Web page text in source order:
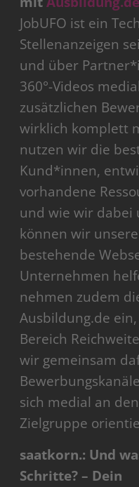
JobUFO ist ein
Stellenanzeigen
und über
360°-Videos
zusätzlichen
wirklich komplett
nutzen wir die
Kund*innen,
vorhandene
und wie wir dabei
können wir
bestehende
Unternehmen
nehmen zudem
Ausbildung.de
Bereich
wir gemeinsam
sich medial an
Zielgruppe
saatkorn.: Und
Schritte? – Dein